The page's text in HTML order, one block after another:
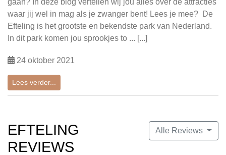
gaan? In deze blog vertellen wij jou alles over de attracties
waar jij wel in mag als je zwanger bent! Lees je mee? De
Efteling is het grootste en bekendste park van Nederland.
In dit park komen jou sprookjes to ... [...]
24 oktober 2021
Lees verder...
Alle Reviews
EFTELING
REVIEWS